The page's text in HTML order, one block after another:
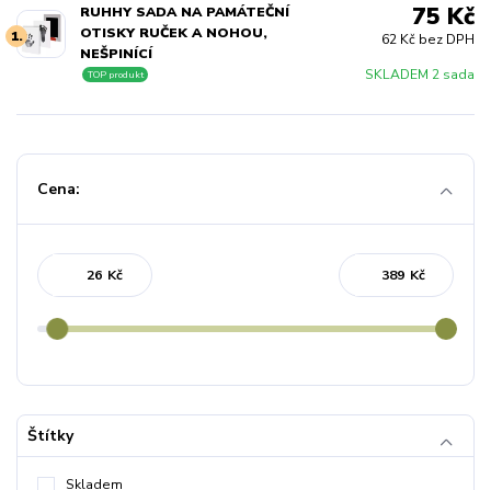
1.
RUHHY SADA NA PAMÁTEČNÍ
OTISKY RUČEK A NOHOU,
NEŠPINÍCÍ
SKLADEM 2 sada
TOP produkt
75 Kč
62 Kč bez DPH
Cena:
Kč Kč
Štítky
Skladem